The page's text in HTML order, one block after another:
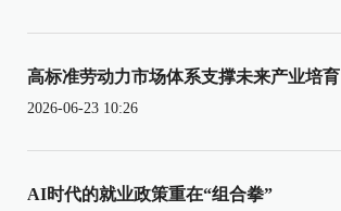
高标准劳动力市场体系支撑未来产业培育
2026-06-23 10:26
AI时代的就业政策重在“组合拳”